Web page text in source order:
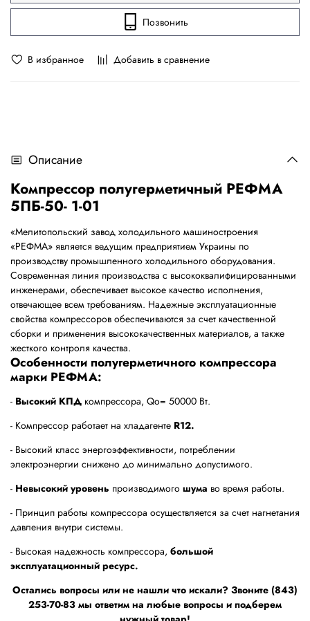
В избранное Добавить в сравнение
Позвонить
Описание
Компрессор полугерметичный РЕФМА
5ПБ-50- 1-01
«Мелитопольский завод холодильного машиностроения
«РЕФМА» является ведущим предприятием Украины по
производству промышленного холодильного оборудования.
Современная линия производства с высококвалифицированными
инженерами, обеспечивает высокое качество исполнения,
отвечающее всем требованиям. Надежные эксплуатационные
свойства компрессоров обеспечиваются за счет качественной
сборки и применения высококачественных материалов, а также
жесткого контроля качества.
Особенности полугерметичного компрессора
марки РЕФМА:
- Высокий КПД компрессора, Qo= 50000 Bт.
- Компрессор работает на хладагенте R12.
- Высокий класс энергоэффективности, потреблении
электроэнергии снижено до минимально допустимого.
- Невысокий уровень производимого шума во время работы.
- Принцип работы компрессора осуществляется за счет нагнетания
давления внутри системы.
- Высокая надежность компрессора, большой
эксплуатационный ресурс.
Остались вопросы или не нашли что искали? Звоните (843)
253-70-83 мы ответим на любые вопросы и подберем